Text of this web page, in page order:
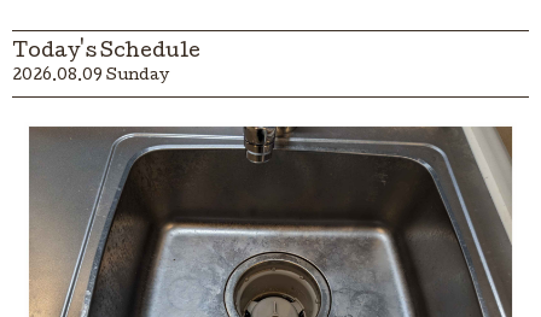
Today's Schedule
2026.08.09 Sunday